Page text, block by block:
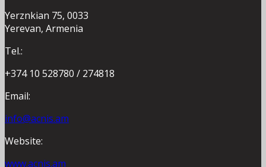
Yerznkian 75, 0033
Yerevan, Armenia
Tel.:
+374 10 528780 / 274818
Email:
info@acnis.am
Website:
www.acnis.am